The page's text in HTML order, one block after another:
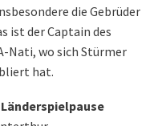
die Gebrüder
ist der Captain des
Nati, wo sich Stürmer
hat.
Länderspielpause